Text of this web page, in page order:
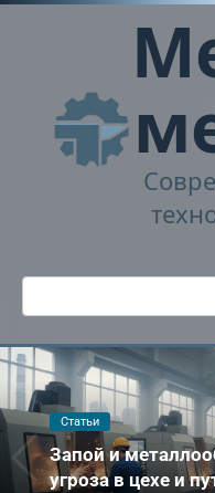
Перейти
Поиск:
Статьи
Запой и
угроза в цехе и